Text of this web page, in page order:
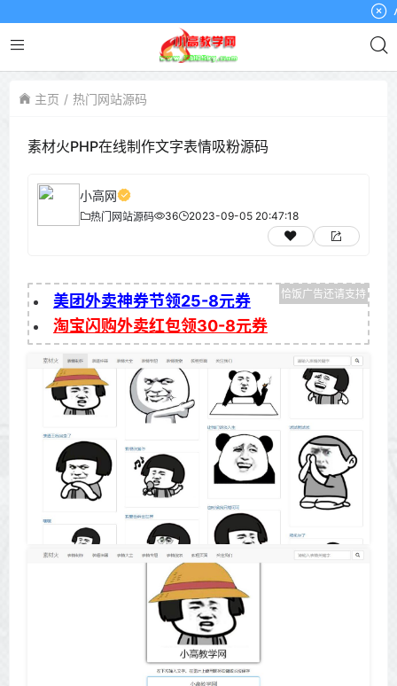
小
主页 热门网站源码
素材火PHP在线制作文字表情吸粉源码
小高网
热门网站源码 36 2023-09-05 20:47:18
美团外卖神券节领25-8元券
淘宝闪购外卖红包领30-8元券